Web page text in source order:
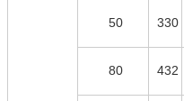
50 330
80 432